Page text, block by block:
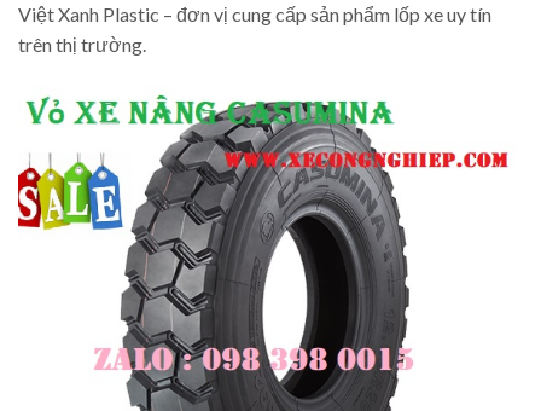
Việt Xanh Plastic – đơn vị cung cấp sản phẩm lốp xe uy tín
trên thị trường.